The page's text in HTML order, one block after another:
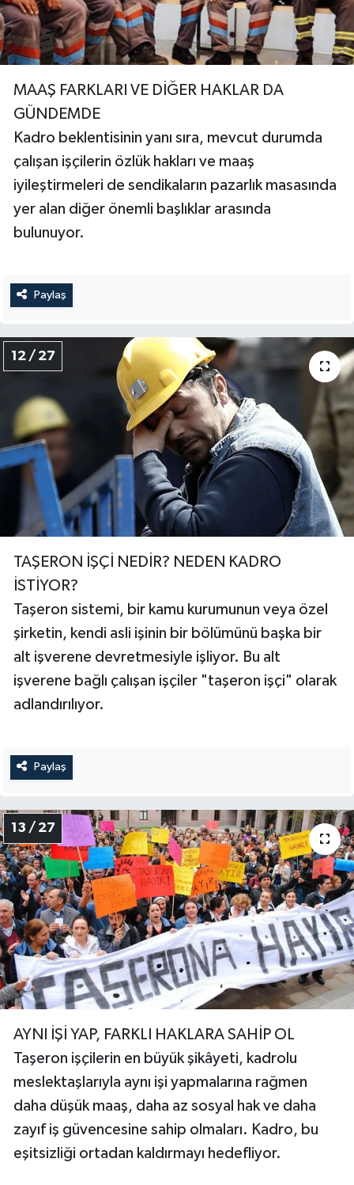
MAAŞ FARKLARI VE DİĞER HAKLAR DA
GÜNDEMDE
Kadro beklentisinin yanı sıra, mevcut durumda
çalışan işçilerin özlük hakları ve maaş
iyileştirmeleri de sendikaların pazarlık masasında
yer alan diğer önemli başlıklar arasında
bulunuyor.
Paylaş
12 / 27
TAŞERON İŞÇİ NEDİR? NEDEN KADRO
İSTİYOR?
Taşeron sistemi, bir kamu kurumunun veya özel
şirketin, kendi asli işinin bir bölümünü başka bir
alt işverene devretmesiyle işliyor. Bu alt
işverene bağlı çalışan işçiler "taşeron işçi" olarak
adlandırılıyor.
Paylaş
13 / 27
AYNI İŞİ YAP, FARKLI HAKLARA SAHİP OL
Taşeron işçilerin en büyük şikâyeti, kadrolu
meslektaşlarıyla aynı işi yapmalarına rağmen
daha düşük maaş, daha az sosyal hak ve daha
zayıf iş güvencesine sahip olmaları. Kadro, bu
eşitsizliği ortadan kaldırmayı hedefliyor.